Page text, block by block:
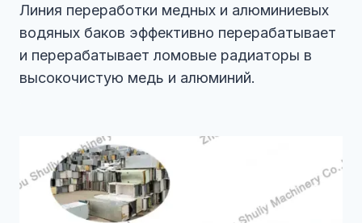
Линия переработки медных и алюминиевых
водяных баков эффективно перерабатывает
и перерабатывает ломовые радиаторы в
высокочистую медь и алюминий.